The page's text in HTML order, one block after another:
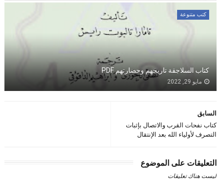
كتب متنوعة
كتاب السلاجقة تاريخهم وحضارتهم PDF
مايو 29, 2022
السابق
كتاب نفحات القرب والاتصال بإثبات
التصرف لأولياء الله بعد الإنتقال
التعليقات على الموضوع
ليست هناك تعليقات